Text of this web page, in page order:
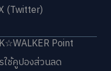
(Twitter)
Point
ใช้คูปองส่วนลด